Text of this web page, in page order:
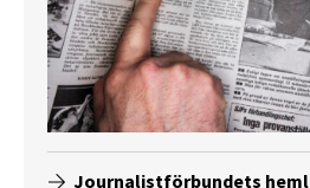
Journalistförbundets